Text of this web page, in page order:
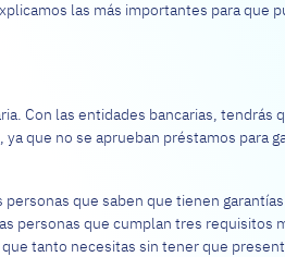
las más importantes para que
Con las entidades bancarias, tendrás
que no se aprueban préstamos para
que saben que tienen
personas que cumplan tres requisitos
tanto necesitas sin tener que